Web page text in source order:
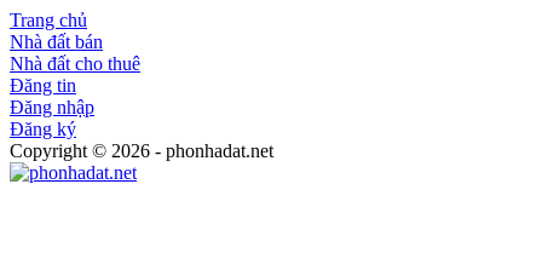
Trang chủ
Nhà đất bán
Nhà đất cho thuê
Đăng tin
Đăng nhập
Đăng ký
Copyright © 2026 - phonhadat.net